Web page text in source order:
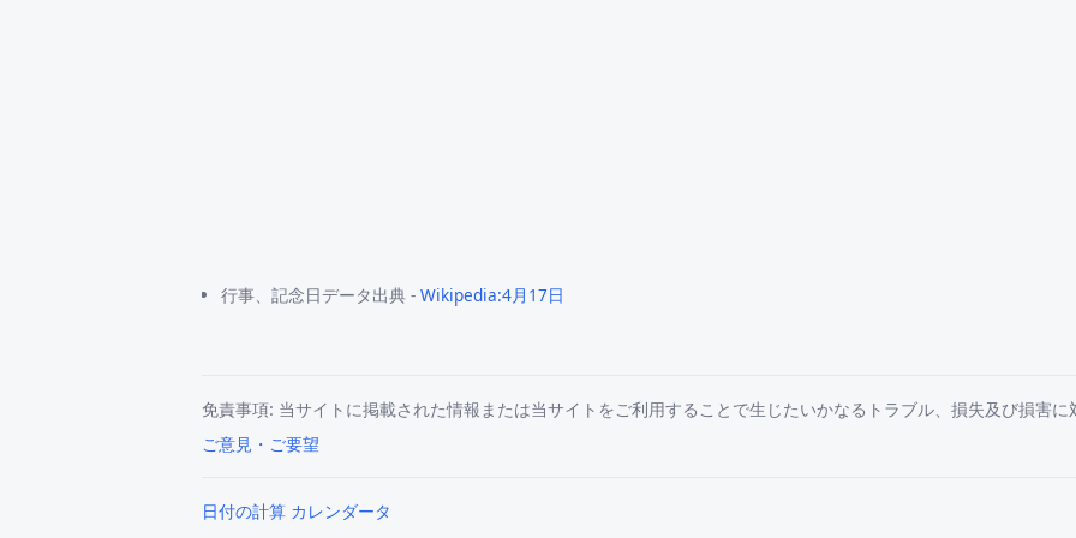
行事、記念日データ出典 -Wikipedia:4月17日
免責事項: 当サイトに掲載された情報または当サイトをご利用することで生じたいかなるトラブル、損失及び損害に
ご意見・ご要望
日付の計算 カレンダータ